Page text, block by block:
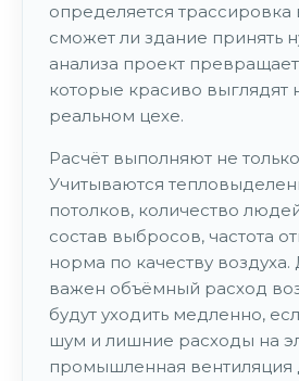
определяется
сможет ли здание принять
анализа проект
которые красиво выглядят
реальном цехе.
Расчёт выполняют не
Учитываются
потолков, количество
состав выбросов, частота
норма по качеству
важен объёмный расход
будут уходить медленно,
шум и лишние расходы на
промышленная вентиляция